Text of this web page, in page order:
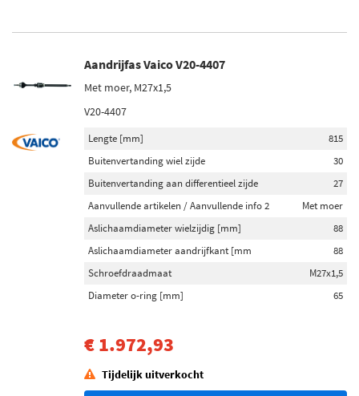
Aandrijfas Vaico V20-4407
Met moer, M27x1,5
V20-4407
Lengte [mm]
815
Buitenvertanding wiel zijde
30
Buitenvertanding aan differentieel zijde
27
Aanvullende artikelen / Aanvullende info 2
Met moer
Aslichaamdiameter wielzijdig [mm]
88
Aslichaamdiameter aandrijfkant [mm
88
Schroefdraadmaat
M27x1,5
Diameter o-ring [mm]
65
€ 1.972,93
Tijdelijk uitverkocht